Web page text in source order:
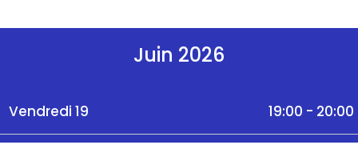
Juin 2026
Vendredi 19 19:00 - 20:00